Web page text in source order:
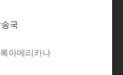
국
아메리카나